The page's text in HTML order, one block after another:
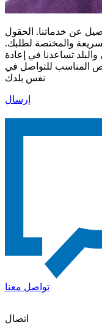
عن خدماتنا. الحقول
والمختصة لطلبك.
تساعدنا في إعادة
المناسب للتواصل في
نفس بلدك
إرسال
تواصل معنا
اتصال